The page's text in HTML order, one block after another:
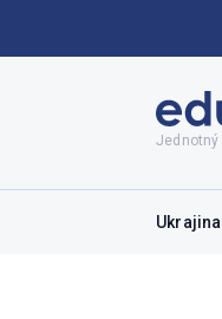
Jednotný
Ukrajina